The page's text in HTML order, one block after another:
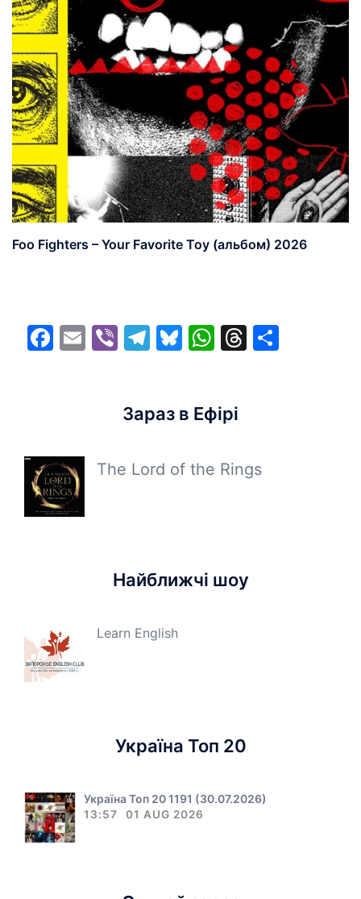
Foo Fighters – Your Favorite Toy (альбом) 2026
Facebook
EmailViberTelegram
Bluesky
WhatsApp
Threads
Зараз в Ефірі
The Lord of the Rings
Найближчі шоу
Learn English
Україна Топ 20
Україна Топ 20 1191 (30.07.2026)
13:57 01 AUG 2026